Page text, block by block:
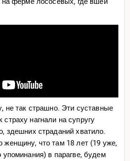
не так страшно. Эти суставные
нагнали на супругу
здешних страданий хватило.
женщину, что там 18 лет (19 уже,
упоминания) в парагве, будем